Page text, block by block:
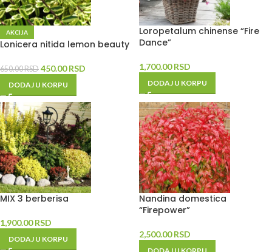
AKCIJA
Lonicera nitida lemon beauty
650.00RSD 450.00RSD
DODAJ U KORPU
Loropetalum chinense “Fire
Dance”
1,700.00RSD
DODAJ U KORPU
MIX 3 berberisa
1,900.00RSD
DODAJ U KORPU
Nandina domestica
“Firepower”
2,500.00RSD